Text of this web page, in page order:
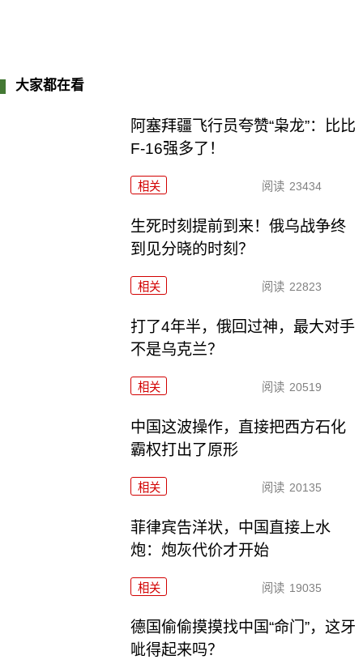
大家都在看
阿塞拜疆飞行员夸赞“枭龙”：比比
F-16强多了！
相关 阅读 23434
生死时刻提前到来！俄乌战争终
到见分晓的时刻？
相关 阅读 22823
打了4年半，俄回过神，最大对手
不是乌克兰？
相关 阅读 20519
中国这波操作，直接把西方石化
霸权打出了原形
相关 阅读 20135
菲律宾告洋状，中国直接上水
炮：炮灰代价才开始
相关 阅读 19035
德国偷偷摸摸找中国“命门”，这牙
呲得起来吗？